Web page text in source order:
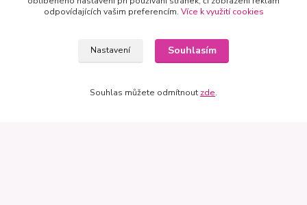
odpovídajících vašim preferencím. Více k využití cookies
Nastavení Souhlasím
Souhlas můžete odmítnout zde.